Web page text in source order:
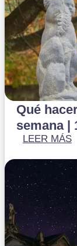
Qué
semana |
LEER MÁS